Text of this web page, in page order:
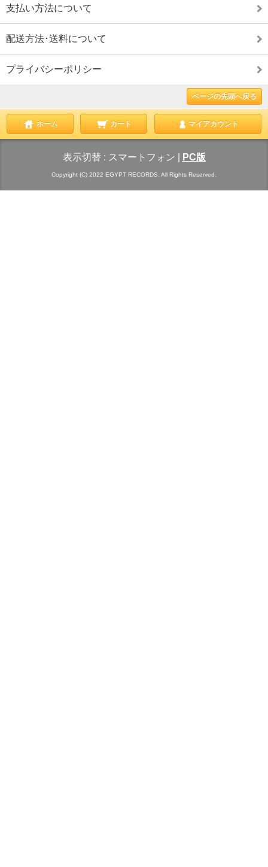
支払い方法について
配送方法･送料について
プライバシーポリシー
ページの先頭へ戻る
ホーム カート マイアカウント
表示切替 : スマートフォン PC版
Copyright (C) 2022 EGYPT RECORDS. All Rights Reserved.